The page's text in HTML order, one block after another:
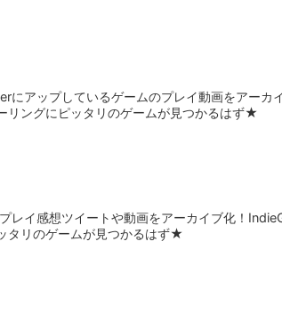
にアップしているゲームのプレイ動画をアー
リングにピッタリのゲームが見つかるはず★
レイ感想ツイートや動画をアーカイブ化！
タリのゲームが見つかるはず★